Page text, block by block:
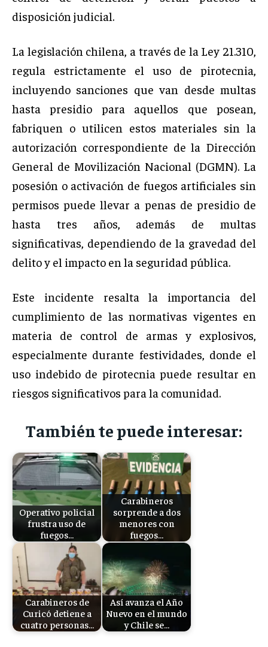
disposición judicial.
La legislación chilena, a través de la Ley 21.310,
regula estrictamente el uso de pirotecnia,
incluyendo sanciones que van desde multas
hasta presidio para aquellos que posean,
fabriquen o utilicen estos materiales sin la
autorización correspondiente de la Dirección
General de Movilización Nacional (DGMN). La
posesión o activación de fuegos artificiales sin
permisos puede llevar a penas de presidio de
hasta tres años, además de multas
significativas, dependiendo de la gravedad del
delito y el impacto en la seguridad pública.
Este incidente resalta la importancia del
cumplimiento de las normativas vigentes en
materia de control de armas y explosivos,
especialmente durante festividades, donde el
uso indebido de pirotecnia puede resultar en
riesgos significativos para la comunidad.
También te puede interesar:
Operativo policial
frustra uso de
fuegos…
Carabineros
sorprende a dos
menores con
fuegos…
Carabineros de
Curicó detiene a
cuatro personas…
Así avanza el Año
Nuevo en el mundo
y Chile se…